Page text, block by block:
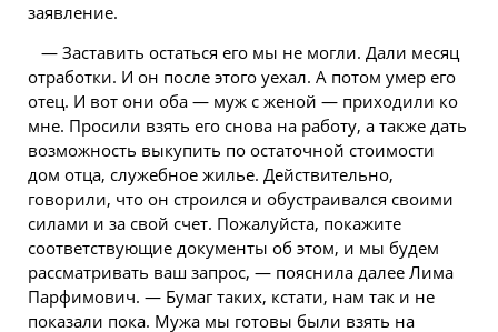
заявление.
— Заставить остаться его мы не могли. Дали месяц
отработки. И он после этого уехал. А потом умер его
отец. И вот они оба — муж с женой — приходили ко
мне. Просили взять его снова на работу, а также дать
возможность выкупить по остаточной стоимости
дом отца, служебное жилье. Действительно,
говорили, что он строился и обустраивался своими
силами и за свой счет. Пожалуйста, покажите
соответствующие документы об этом, и мы будем
рассматривать ваш запрос, — пояснила далее Лима
Парфимович. — Бумаг таких, кстати, нам так и не
показали пока. Мужа мы готовы были взять на